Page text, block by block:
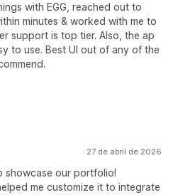
with EGG, reached out to
minutes & worked with me to
support is top tier. Also, the ap
to use. Best UI out of any of the
27 de abril de 2026
showcase our portfolio!
me customize it to integrate